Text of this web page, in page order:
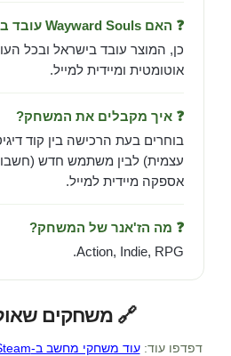
❓ האם Wayward Souls עובד בישראל?
כן, המוצר עובד בישראל ובכל
אוטומטית ומיידית למייל.
❓ איך מקבלים את המשחק?
בוחרים בעת הרכישה בין קוד
עצמית) לבין משתמש חדש
אספקה מיידית למייל.
❓ מה הז'אנר של המשחק?
Action, Indie, RPG.
🔗 משחקים
דפדפו עוד:עוד משחקי מחשב ב-Steam